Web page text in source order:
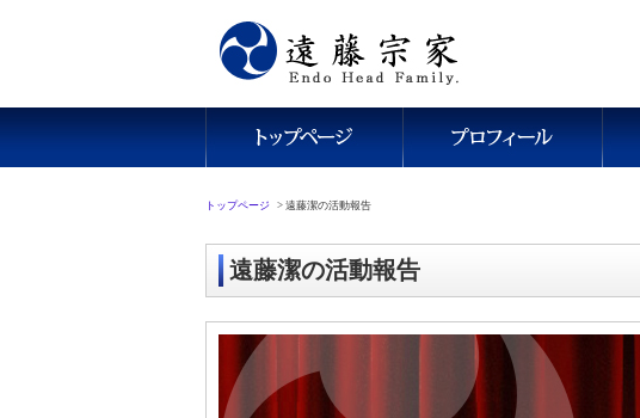
トップページ > 遠藤潔の活動報告
遠藤潔の活動報告